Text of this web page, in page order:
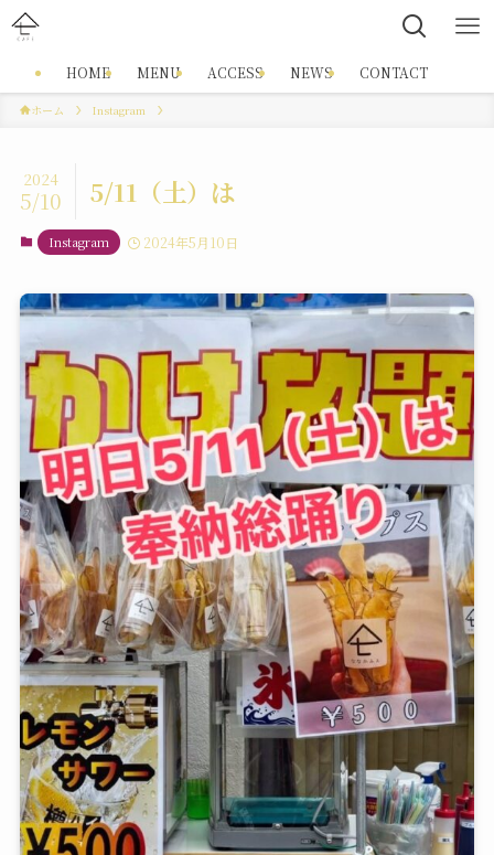
HOME MENU ACCESS NEWS CONTACT
ホーム Instagram
5/11（土）は
2024
5/10
Instagram 2024年5月10日